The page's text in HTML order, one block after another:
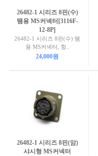
26482-1 시리즈 8핀(수)
땜용 MS커넥터[3116F-
12-8P]
26482-1 시리즈 8핀(수) 땜
용 MS커넥터, 항..
24,000원
26482-1 시리즈 8핀(암)
샤시형 MS커넥터